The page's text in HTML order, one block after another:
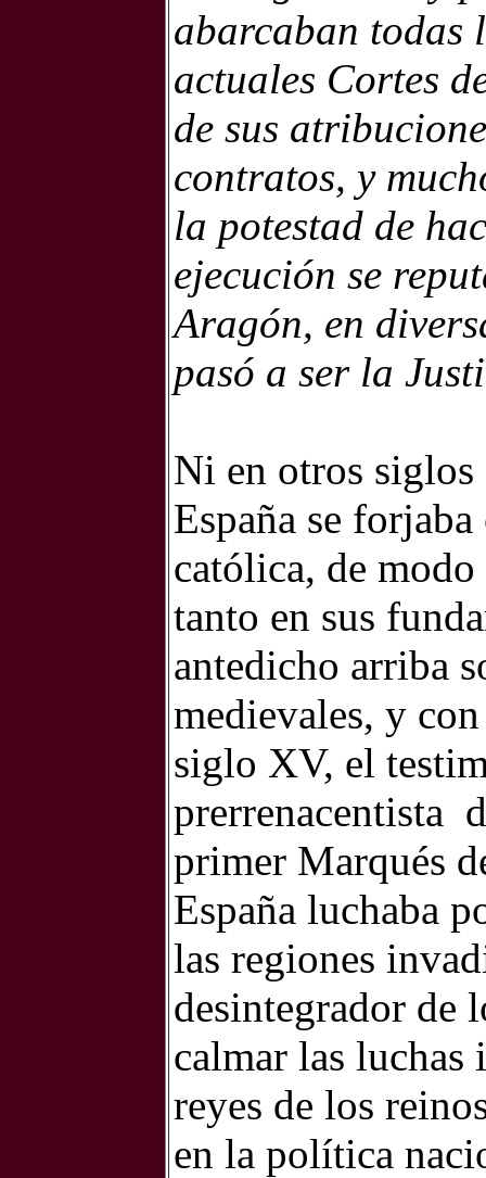
abarcaban todas
actuales Cortes
de sus
contratos, y
la potestad de
ejecución se
Aragón, en
pasó a ser la
Ni en otros siglos
España se
católica, de
tanto en sus
antedicho arriba
medievales, y
siglo XV, el
prerrenacentista
primer Marqués
España luchaba
las regiones
desintegrador de
calmar las luchas
reyes de los
en la política